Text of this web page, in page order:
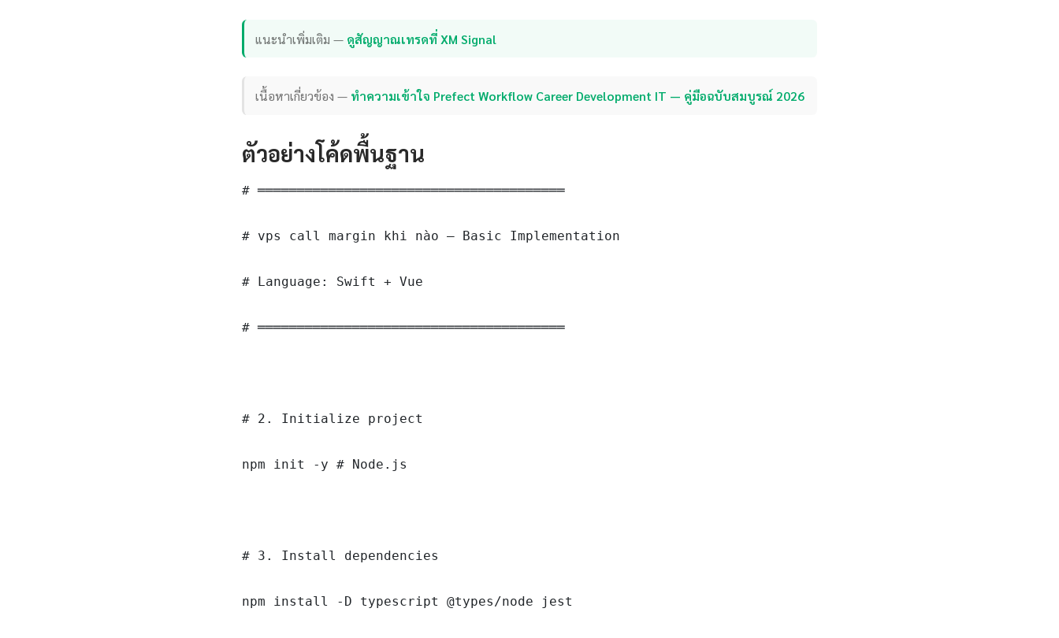
แนะนำเพิ่มเติม — ดูสัญญาณเทรดที่ XM Signal
เนื้อหาเกี่ยวข้อง — ทำความเข้าใจ Prefect Workflow Career Development IT — คู่มือฉบับสมบูรณ์ 2026
ตัวอย่างโค้ดพื้นฐาน
# ═══════════════════════════════════════
# vps call margin khi nào — Basic Implementation
# Language: Swift + Vue
# ═══════════════════════════════════════
# 2. Initialize project
npm init -y # Node.js
# 3. Install dependencies
npm install -D typescript @types/node jest